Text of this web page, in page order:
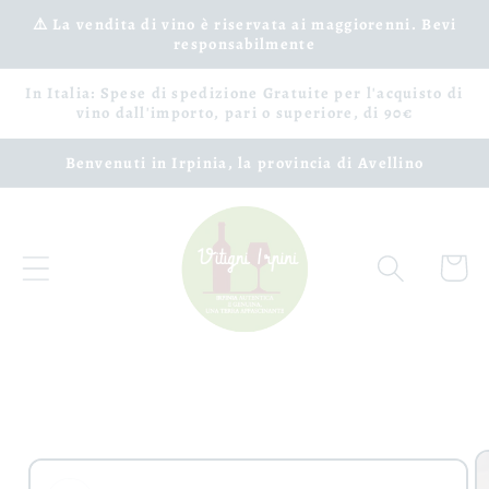
Vai
direttamente
⚠️ La vendita di vino è riservata ai maggiorenni. Bevi
responsabilmente
In Italia: Spese di spedizione Gratuite per l'acquisto di
vino dall'importo, pari o superiore, di 90€
Benvenuti in Irpinia, la provincia di Avellino
Carrello